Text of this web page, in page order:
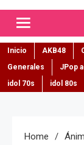
Inicio AKB48
Generales
JPop
idol 70s
idol 80s
Home